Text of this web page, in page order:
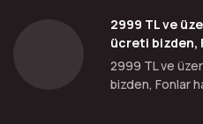
2999 TL ve
ücreti bizden,
2999 TL ve
bizden, Fonlar